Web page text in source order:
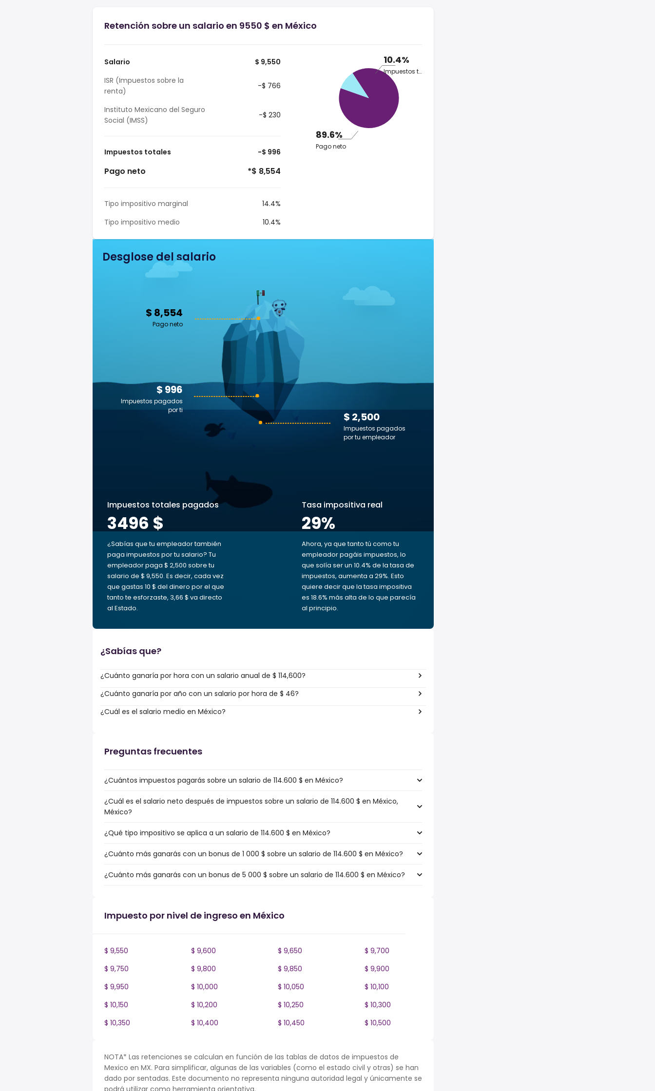
Retención sobre un salario en 9550 $ en México
Salario
$ 9,550
ISR (Impuestos sobre la
renta)
-$ 766
Instituto Mexicano del Seguro
Social (IMSS)
-$ 230
Impuestos totales -$ 996
Pago neto *$ 8,554
Tipo impositivo marginal
14.4%
Tipo impositivo medio
10.4%
10.4%
Impuestos totales
89.6%
Pago neto
Desglose del salario
$ 8,554
Pago neto
$ 2,500
Impuestos pagados
por tu empleador
$ 996
Impuestos pagados
por ti
Impuestos totales pagados
3496 $
¿Sabías que tu empleador también
paga impuestos por tu salario? Tu
empleador paga $ 2,500 sobre tu
salario de $ 9,550. Es decir, cada vez
que gastas 10 $ del dinero por el que
tanto te esforzaste, 3,66 $ va directo
al Estado.
Tasa impositiva real
29%
Ahora, ya que tanto tú como tu
empleador pagáis impuestos, lo
que solía ser un 10.4% de la tasa de
impuestos, aumenta a 29%. Esto
quiere decir que la tasa impositiva
es 18.6% más alta de lo que parecía
al principio.
¿Sabías que?
¿Cuánto ganaría por hora con un salario anual de $ 114,600?
¿Cuánto ganaría por año con un salario por hora de $ 46?
¿Cuál es el salario medio en México?
Preguntas frecuentes
¿Cuántos impuestos pagarás sobre un salario de 114.600 $ en México?
¿Cuál es el salario neto después de impuestos sobre un salario de 114.600 $ en México,
México?
¿Qué tipo impositivo se aplica a un salario de 114.600 $ en México?
¿Cuánto más ganarás con un bonus de 1 000 $ sobre un salario de 114.600 $ en México?
¿Cuánto más ganarás con un bonus de 5 000 $ sobre un salario de 114.600 $ en México?
Impuesto por nivel de ingreso en México
$ 9,550 $ 9,600 $ 9,650
$ 9,700
$ 9,750
$ 9,800 $ 9,850
$ 9,900
$ 9,950
$ 10,000 $ 10,050
$ 10,100
$ 10,150
$ 10,200 $ 10,250
$ 10,300
$ 10,350
$ 10,400 $ 10,450 $ 10,500
NOTA* Las retenciones se calculan en función de las tablas de datos de impuestos de
Mexico en MX. Para simplificar, algunas de las variables (como el estado civil y otras) se han
dado por sentadas. Este documento no representa ninguna autoridad legal y únicamente se
podrá utilizar como herramienta orientativa.